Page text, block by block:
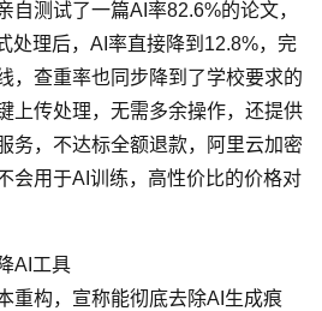
自测试了一篇AI率82.6%的论文，
处理后，AI率直接降到12.8%，完
，查重率也同步降到了学校要求的
上传处理，无需多余操作，还提供
务，不达标全额退款，阿里云加密
会用于AI训练，高性价比的价格对
AI工具
重构，宣称能彻底去除AI生成痕